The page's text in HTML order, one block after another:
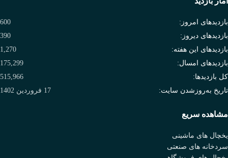
بازدیدهای امروز:
600
بازدیدهای دیروز:
390
بازدیدهای این هفته:
1,270
بازدیدهای امسال:
175,299
کل بازدیدها:
515,966
تاریخ به‌روزشدن سایت:
17 فروردین 1402
مشاهده سریع
یخچال های ماشینی
سردخانه های صنعتی